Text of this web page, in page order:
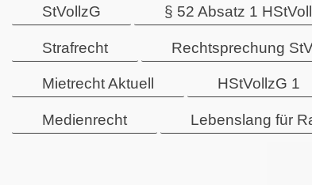
StVollzG § 52 Absatz 1
Strafrecht Rechtsprechung
Mietrecht Aktuell HStVollzG 1
Medienrecht Lebenslang für